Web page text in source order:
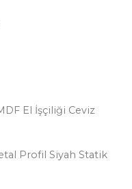
El İşçiliği Ceviz
Profil Siyah Statik